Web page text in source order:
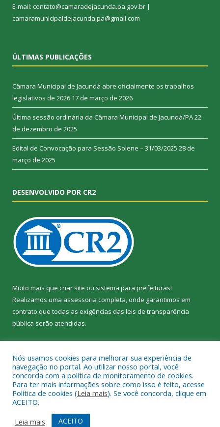
E-mail: contato@camaradejacunda.pa.gov.br |
camaramunicipaldejacunda.pa@gmail.com
ÚLTIMAS PUBLICAÇÕES
Câmara Municipal de Jacundá abre oficialmente os trabalhos
legislativos de 2026 17 de março de 2026
Última sessão ordinária da Câmara Municipal de Jacundá/PA22
de dezembro de 2025
Edital de Convocação para Sessão Solene – 31/03/2025 28 de
março de 2025
DESENVOLVIDO POR CR2
Muito mais que criar site ou sistema para prefeituras!
Realizamos uma assessoria completa, onde garantimos em
contrato que todas as exigências das leis de transparência
pública serão atendidas.
Todos os direitos reservados a Câmara Municipal de Jacundá.
Mapa do Site
Acessar Área Administrativa
Nós usamos cookies para melhorar sua experiência de
navegação no portal. Ao utilizar nosso portal, você
concorda com a política de monitoramento de cookies.
Para ter mais informações sobre como isso é feito, acesse
Política de cookies (Leia mais). Se você concorda, clique em
ACEITO.
Leia mais
ACEITO